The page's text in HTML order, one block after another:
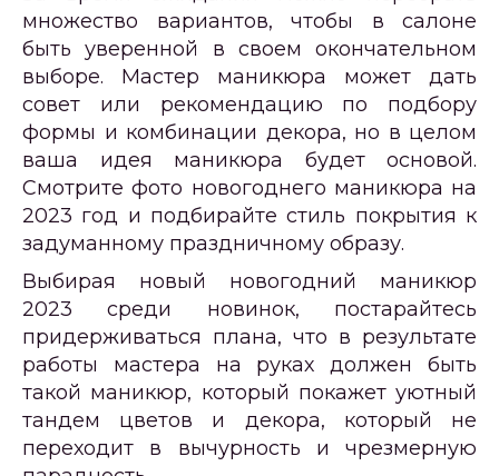
множество вариантов, чтобы в салоне
быть уверенной в своем окончательном
выборе. Мастер маникюра может дать
совет или рекомендацию по подбору
формы и комбинации декора, но в целом
ваша идея маникюра будет основой.
Смотрите фото новогоднего маникюра на
2023 год и подбирайте стиль покрытия к
задуманному праздничному образу.
Выбирая новый новогодний маникюр
2023 среди новинок, постарайтесь
придерживаться плана, что в результате
работы мастера на руках должен быть
такой маникюр, который покажет уютный
тандем цветов и декора, который не
переходит в вычурность и чрезмерную